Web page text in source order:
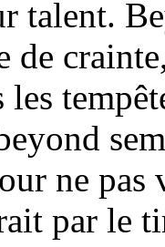
talent.
de
les
ne
par le